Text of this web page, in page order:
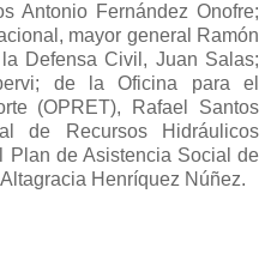
Antonio Fernández Onofre;
mayor general Ramón
Defensa Civil, Juan Salas;
de la Oficina para el
(OPRET), Rafael Santos
de Recursos Hidráulicos
Plan de Asistencia Social de
Henríquez Núñez.